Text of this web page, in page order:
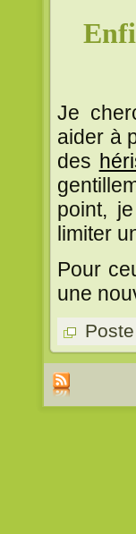
Je
aider à
des
point,
limiter
Pour
une